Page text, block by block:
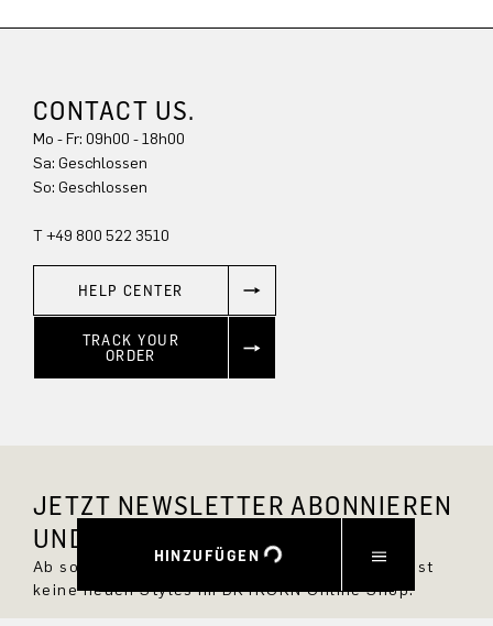
HINZUFÜGEN
CONTACT US.
Mo - Fr: 09h00 - 18h00
Sa: Geschlossen
So: Geschlossen
T +49 800 522 3510
HELP CENTER
TRACK YOUR
ORDER
JETZT NEWSLETTER ABONNIEREN
UND 10 % RABATT SICHERN.
Ab sofort bist Du immer up to date und verpasst
keine neuen Styles im DRYKORN Online Shop.